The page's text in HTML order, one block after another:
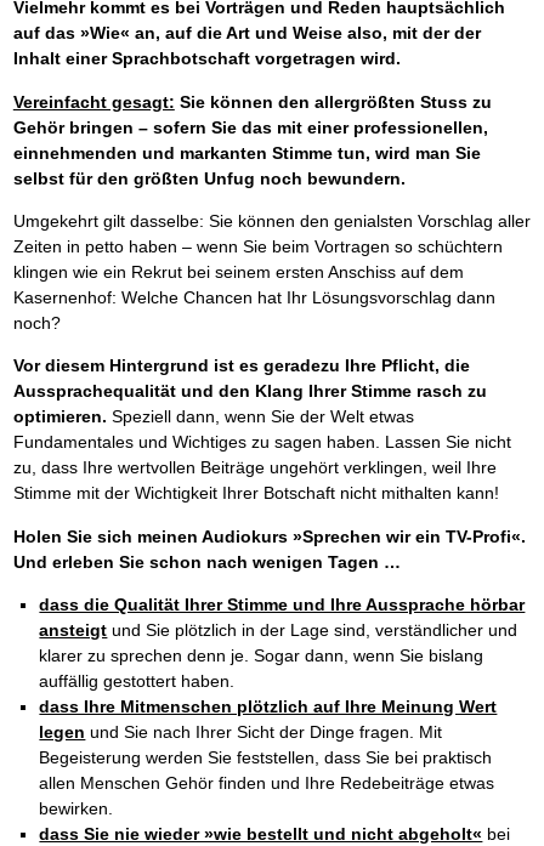
Vielmehr kommt es bei Vorträgen und Reden hauptsächlich
auf das »Wie« an, auf die Art und Weise also, mit der der
Inhalt einer Sprachbotschaft vorgetragen wird.
Vereinfacht gesagt: Sie können den allergrößten Stuss zu
Gehör bringen – sofern Sie das mit einer professionellen,
einnehmenden und markanten Stimme tun, wird man Sie
selbst für den größten Unfug noch bewundern.
Umgekehrt gilt dasselbe: Sie können den genialsten Vorschlag aller
Zeiten in petto haben – wenn Sie beim Vortragen so schüchtern
klingen wie ein Rekrut bei seinem ersten Anschiss auf dem
Kasernenhof: Welche Chancen hat Ihr Lösungsvorschlag dann
noch?
Vor diesem Hintergrund ist es geradezu Ihre Pflicht, die
Aussprachequalität und den Klang Ihrer Stimme rasch zu
optimieren. Speziell dann, wenn Sie der Welt etwas
Fundamentales und Wichtiges zu sagen haben. Lassen Sie nicht
zu, dass Ihre wertvollen Beiträge ungehört verklingen, weil Ihre
Stimme mit der Wichtigkeit Ihrer Botschaft nicht mithalten kann!
Holen Sie sich meinen Audiokurs »Sprechen wir ein TV-Profi«.
Und erleben Sie schon nach wenigen Tagen …
dass die Qualität Ihrer Stimme und Ihre Aussprache hörbar
ansteigt und Sie plötzlich in der Lage sind, verständlicher und
klarer zu sprechen denn je. Sogar dann, wenn Sie bislang
auffällig gestottert haben.
dass Ihre Mitmenschen plötzlich auf Ihre Meinung Wert
legen und Sie nach Ihrer Sicht der Dinge fragen. Mit
Begeisterung werden Sie feststellen, dass Sie bei praktisch
allen Menschen Gehör finden und Ihre Redebeiträge etwas
bewirken.
dass Sie nie wieder »wie bestellt und nicht abgeholt« bei